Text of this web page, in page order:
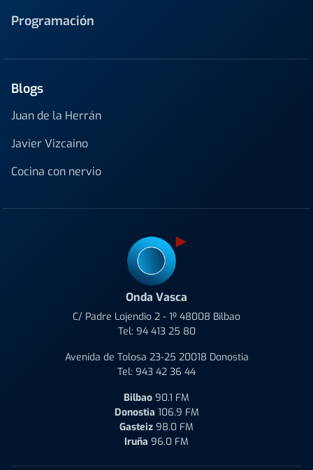
Programación
Blogs
Juan de la Herrán
Javier Vizcaino
Cocina con nervio
Onda Vasca
C/ Padre Lojendio 2 - 1º 48008 Bilbao
Tel: 94 413 25 80
Avenida de Tolosa 23-25 20018 Donostia
Tel: 943 42 36 44
Bilbao 90.1 FM
Donostia 106.9 FM
Gasteiz 98.0 FM
Iruña 96.0 FM